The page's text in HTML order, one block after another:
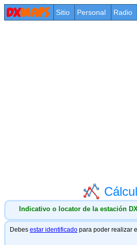
Sitio Personal Radio
Indicativo o locator de la estación